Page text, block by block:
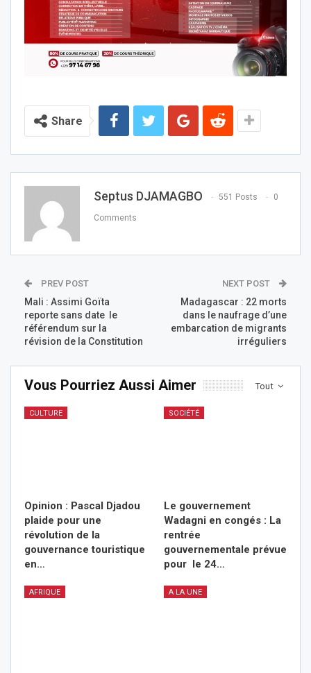
Share
Septus DJAMAGBO 551 Posts 0
Comments
PREV POST
Mali : Assimi Goïta
reporte sans date le
référendum sur la
révision de la Constitution
NEXT POST
Madagascar : 22 morts
dans le naufrage d’une
embarcation de migrants
irréguliers
Tout
Vous Pourriez Aussi Aimer
CULTURE
Opinion : Pascal Djadou
plaide pour une
révolution de la
gouvernance touristique
en…
SOCIÉTÉ
Le gouvernement
Wadagni en congés : La
rentrée
gouvernementale prévue
pour le 24…
AFRIQUE A LA UNE